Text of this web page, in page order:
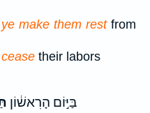
make them restfrom
cease their labors
בַּיּ֣וֹם הָרִאשׁ֔וֹן